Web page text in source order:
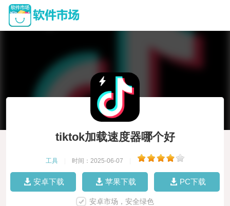
tiktok加载速度器哪个好
工具 时间：2025-06-07
安卓下载 苹果下载 PC下载
安卓市场，安全绿色